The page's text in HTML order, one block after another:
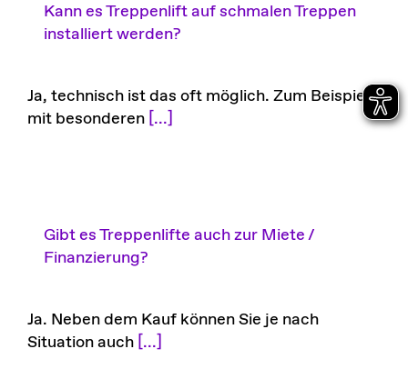
Kann es Treppenlift auf schmalen Treppen
installiert werden?
Ja, technisch ist das oft möglich. Zum Beispiel
mit besonderen [...]
Gibt es Treppenlifte auch zur Miete /
Finanzierung?
Ja. Neben dem Kauf können Sie je nach
Situation auch [...]